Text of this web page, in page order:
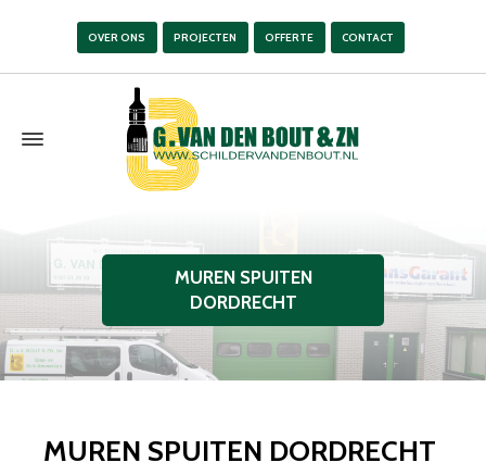
OVER ONS PROJECTEN OFFERTE CONTACT
MUREN SPUITEN
DORDRECHT
MUREN SPUITEN DORDRECHT